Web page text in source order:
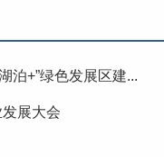
泊+”绿色发展区建...
展大会